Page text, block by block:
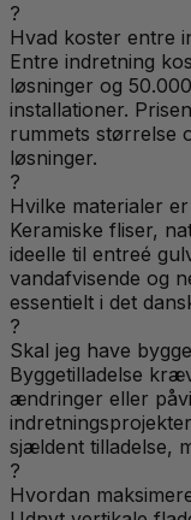
?
Hvad koster entre
Entre indretning
løsninger og
installationer.
rummets størrelse
løsninger.
?
Hvilke materialer
Keramiske fliser,
ideelle til entreé
vandafvisende og
essentielt i det
?
Skal jeg have
Byggetilladelse
ændringer eller
sjældent tilladelse,
?
Hvordan